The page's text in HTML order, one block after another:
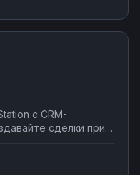
без
с CRM-
сделки при
маркетинговые
на платформе Nodul